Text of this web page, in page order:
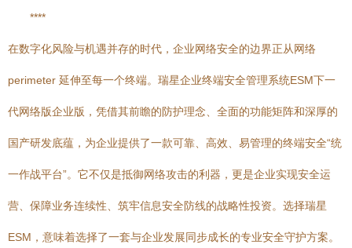
****
在数字化风险与机遇并存的时代，企业网络安全的边界正从网络
perimeter 延伸至每一个终端。瑞星企业终端安全管理系统ESM下一
代网络版企业版，凭借其前瞻的防护理念、全面的功能矩阵和深厚的
国产研发底蕴，为企业提供了一款可靠、高效、易管理的终端安全“统
一作战平台”。它不仅是抵御网络攻击的利器，更是企业实现安全运
营、保障业务连续性、筑牢信息安全防线的战略性投资。选择瑞星
ESM，意味着选择了一套与企业发展同步成长的专业安全守护方案。